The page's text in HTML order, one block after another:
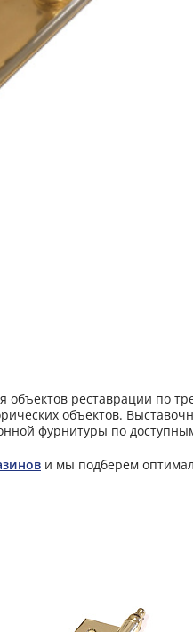
объектов реставрации по
объектов.
фурнитуры по
и мы подберем